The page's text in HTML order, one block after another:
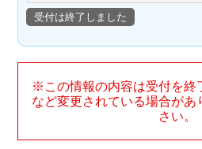
受付は終了しました
※この情報の内容は受付を終
など変更されている場合があ
さい。